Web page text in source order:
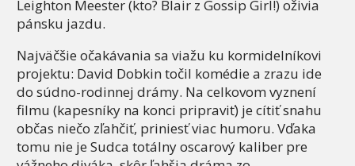
Leighton Meester (kto? Blair z Gossip Girl!) oživia
pánsku jazdu.
Najväčšie očakávania sa viažu ku kormidelníkovi
projektu: David Dobkin točil komédie a zrazu ide
do súdno-rodinnej drámy. Na celkovom vyznení
filmu (kapesníky na konci pripraviť) je cítiť snahu
občas niečo zľahčiť, priniesť viac humoru. Vďaka
tomu nie je Sudca totálny oscarový kaliber pre